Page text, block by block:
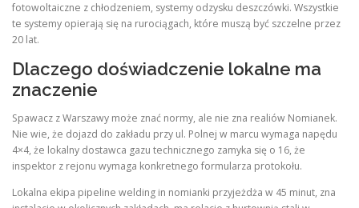
fotowoltaiczne z chłodzeniem, systemy odzysku deszczówki. Wszystkie
te systemy opierają się na rurociągach, które muszą być szczelne przez
20 lat.
Dlaczego doświadczenie lokalne ma
znaczenie
Spawacz z Warszawy może znać normy, ale nie zna realiów Nomianek.
Nie wie, że dojazd do zakładu przy ul. Polnej w marcu wymaga napędu
4×4, że lokalny dostawca gazu technicznego zamyka się o 16, że
inspektor z rejonu wymaga konkretnego formularza protokołu.
Lokalna ekipa pipeline welding in nomianki przyjeżdża w 45 minut, zna